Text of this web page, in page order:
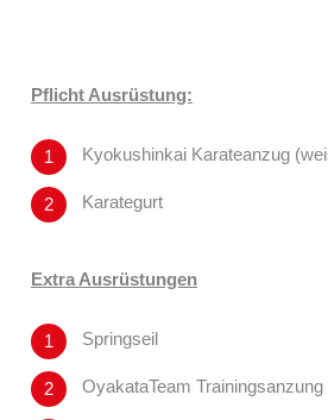
Pflicht Ausrüstung:
Kyokushinkai Karateanzug
Karategurt
Extra Ausrüstungen
Springseil
OyakataTeam